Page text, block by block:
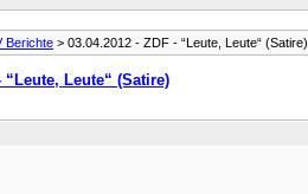
Berichte > 03.04.2012 - ZDF - “Leute, Leute“ (Satire)
“Leute, Leute“ (Satire)